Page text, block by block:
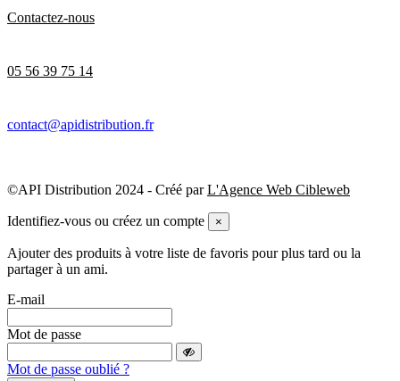
Contactez-nous
05 56 39 75 14
contact@apidistribution.fr
©API Distribution 2024 - Créé parL'Agence Web Cibleweb
Identifiez-vous ou créez un compte ×
Ajouter des produits à votre liste de favoris pour plus tard ou la
partager à un ami.
E-mail
Mot de passe
Mot de passe oublié ?